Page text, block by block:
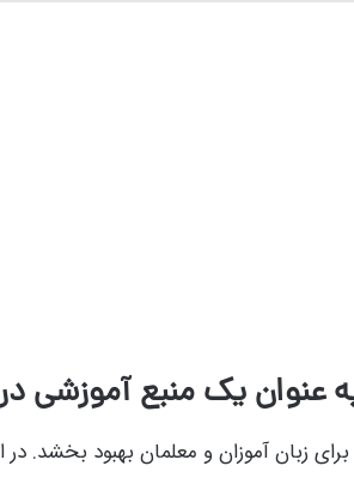
عنوان یک منبع آموزشی
زبان آموزان و معلمان بهبود بخشد. در